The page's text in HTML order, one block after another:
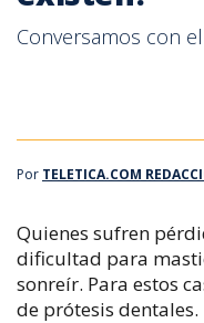
Conversamos con
Por TELETICA.COM
Quienes sufren
dificultad para
sonreír. Para estos
de prótesis dentales.